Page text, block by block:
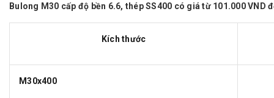
Bulong M30 cấp độ bền 6.6, thép SS400 có giá từ 101.000 VND
Kích thước
M30x400